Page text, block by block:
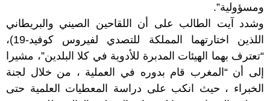
ومسؤولية”.
وشدد آيت الطالب على أن اللقاحين الصيني والبريطاني
اللذين اختارتهما المملكة للتصدي لفيروس كوفيد-19)،
“تعترف بهما الهيئات المدبرة للأدوية في كلا البلدين”، مشيرا
إلى أن “المغرب قام بدوره في العملية ، من خلال لجنة
الخبراء ، حيث انكب على دراسة المعطيات العلمية حتى